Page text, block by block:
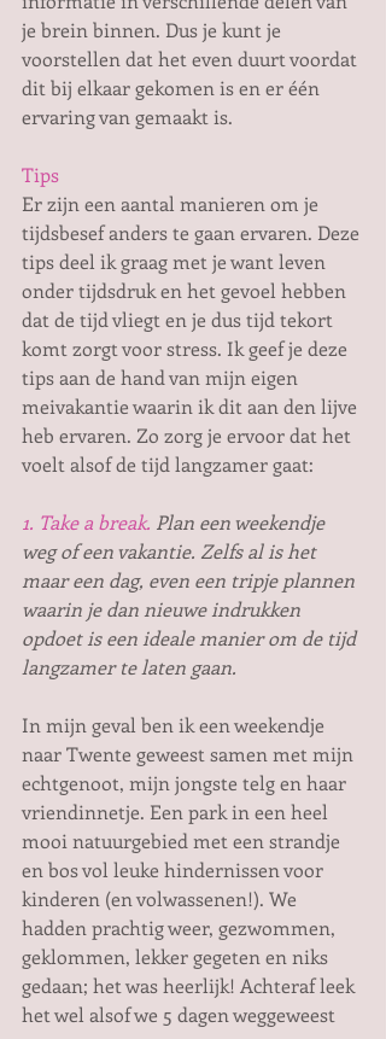
je brein binnen. Dus je kunt je
voorstellen dat het even duurt voordat
dit bij elkaar gekomen is en er één
ervaring van gemaakt is.
Tips
Er zijn een aantal manieren om je
tijdsbesef anders te gaan ervaren. Deze
tips deel ik graag met je want leven
onder tijdsdruk en het gevoel hebben
dat de tijd vliegt en je dus tijd tekort
komt zorgt voor stress. Ik geef je deze
tips aan de hand van mijn eigen
meivakantie waarin ik dit aan den lijve
heb ervaren. Zo zorg je ervoor dat het
voelt alsof de tijd langzamer gaat:
1. Take a break. Plan een weekendje
weg of een vakantie. Zelfs al is het
maar een dag, even een tripje plannen
waarin je dan nieuwe indrukken
opdoet is een ideale manier om de tijd
langzamer te laten gaan.
In mijn geval ben ik een weekendje
naar Twente geweest samen met mijn
echtgenoot, mijn jongste telg en haar
vriendinnetje. Een park in een heel
mooi natuurgebied met een strandje
en bos vol leuke hindernissen voor
kinderen (en volwassenen!). We
hadden prachtig weer, gezwommen,
geklommen, lekker gegeten en niks
gedaan; het was heerlijk! Achteraf leek
het wel alsof we 5 dagen weggeweest